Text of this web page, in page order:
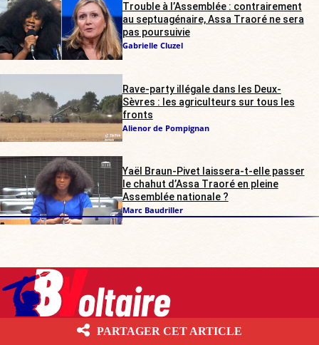
Trouble à l’Assemblée : contrairement
au septuagénaire, Assa Traoré ne sera
pas poursuivie
Gabrielle Cluzel
Rave-party illégale dans les Deux-
Sèvres : les agriculteurs sur tous les
fronts
Alienor de Pompignan
Yaël Braun-Pivet laissera-t-elle passer
le chahut d’Assa Traoré en pleine
Assemblée nationale ?
Marc Baudriller
Boulevard Voltaire 10.6.1 Les contenus écrits publiés par Boulevard
PARTAGER CET ARTICLE